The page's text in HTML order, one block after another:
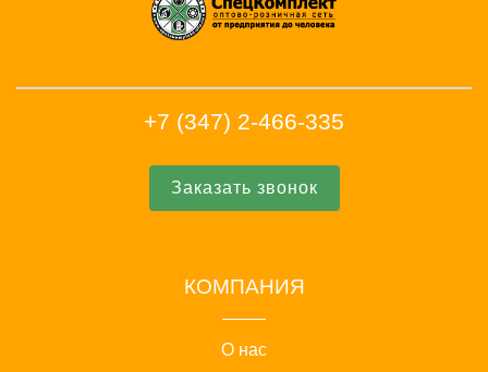
+7 (347) 2-466-335
Заказать звонок
КОМПАНИЯ
О нас